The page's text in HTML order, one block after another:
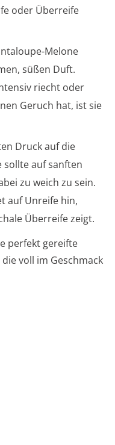
oder Überreife
Melone
süßen Duft.
riecht oder
Geruch hat, ist sie
Druck auf die
sollte auf sanften
zu weich zu sein.
auf Unreife hin,
Überreife zeigt.
perfekt gereifte
voll im Geschmack